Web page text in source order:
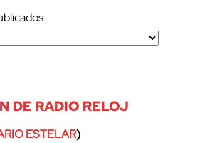
DE RADIO RELOJ
ESTELAR)